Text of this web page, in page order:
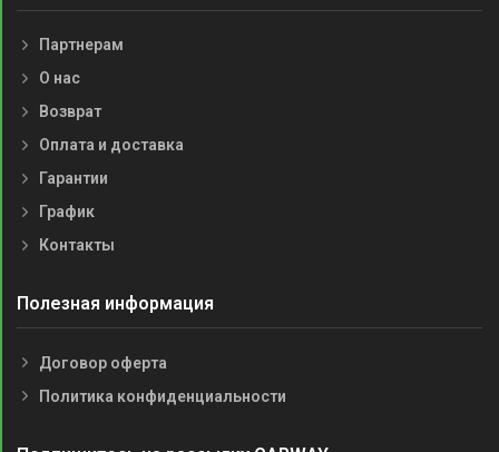
Партнерам
О нас
Возврат
Оплата и доставка
Гарантии
График
Контакты
Полезная информация
Договор оферта
Политика конфиденциальности